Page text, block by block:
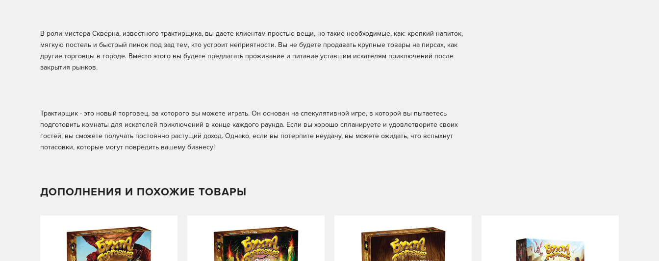
В роли мистера Скверна, известного трактирщика, вы даете клиентам простые вещи, но такие необходимые, как: крепкий напиток,
мягкую постель и быстрый пинок под зад тем, кто устроит неприятности. Вы не будете продавать крупные товары на пирсах, как
другие торговцы в городе. Вместо этого вы будете предлагать проживание и питание уставшим искателям приключений после
закрытия рынков.
Трактирщик - это новый торговец, за которого вы можете играть. Он основан на спекулятивной игре, в которой вы пытаетесь
подготовить комнаты для искателей приключений в конце каждого раунда. Если вы хорошо спланируете и удовлетворите своих
гостей, вы сможете получать постоянно растущий доход. Однако, если вы потерпите неудачу, вы можете ожидать, что вспыхнут
потасовки, которые могут повредить вашему бизнесу!
ДОПОЛНЕНИЯ И ПОХОЖИЕ ТОВАРЫ